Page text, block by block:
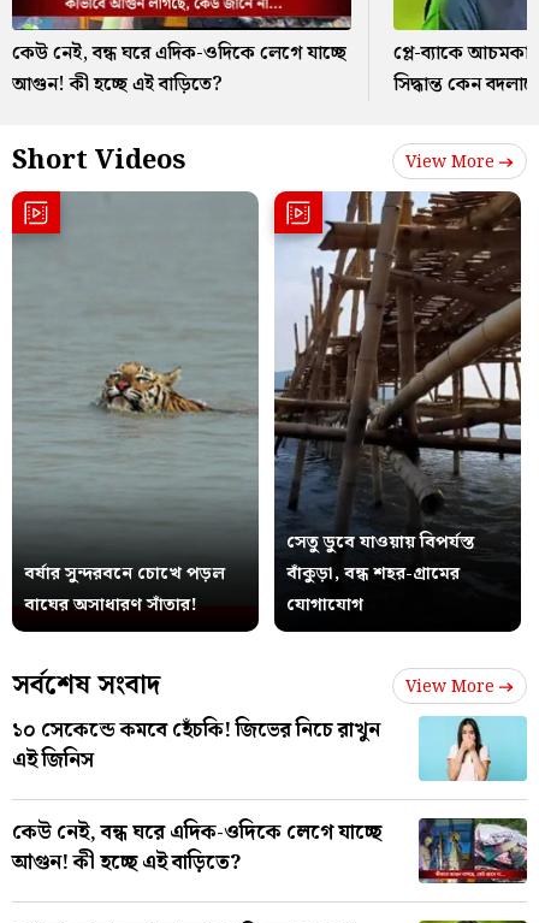
কেউ নেই, বন্ধ ঘরে এদিক-ওদিকে লেগে যাচ্ছে
আগুন! কী হচ্ছে এই বাড়িতে?
প্লে-ব্যাকে আচমকা
সিদ্ধান্ত কেন
Short Videos View More
বর্ষার সুন্দরবনে চোখে পড়ল
বাঘের অসাধারণ সাঁতার!
সেতু ডুবে যাওয়ায় বিপর্যস্ত
বাঁকুড়া, বন্ধ শহর-গ্রামের
যোগাযোগ
সর্বশেষ সংবাদ View More
১০ সেকেন্ডে কমবে হেঁচকি! জিভের নিচে রাখুন
এই জিনিস
কেউ নেই, বন্ধ ঘরে এদিক-ওদিকে লেগে যাচ্ছে
আগুন! কী হচ্ছে এই বাড়িতে?